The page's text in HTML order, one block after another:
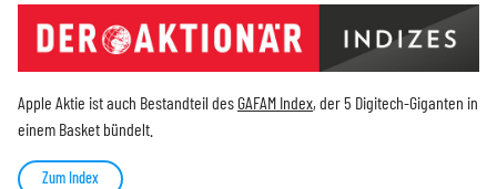
Apple Aktie ist auch Bestandteil desGAFAM Index, der 5 Digitech-Giganten in
einem Basket bündelt.
Zum Index